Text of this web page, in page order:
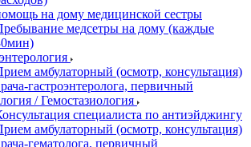
на дому медицинской сестры
медсетры на дому (каждые
амбулаторный (осмотр, консультация)
гастроэнтеролога, первичный
/ Гемостазиология
специалиста по антиэйджингу
амбулаторный (осмотр, консультация)
гематолога, первичный